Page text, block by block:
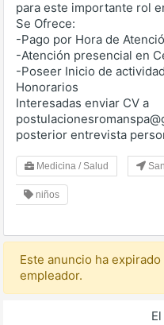
para este importante rol
Se Ofrece:
-Pago por Hora de
-Atención presencial en
-Poseer Inicio de
Honorarios
Interesadas enviar CV a
posterior entrevista
Medicina / Salud
niños
Este anuncio ha
empleador.